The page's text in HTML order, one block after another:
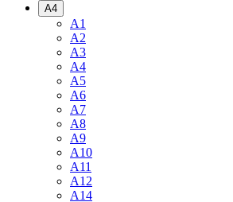
A4
A1
A2
A3
A4
A5
A6
A7
A8
A9
A10
A11
A12
A14